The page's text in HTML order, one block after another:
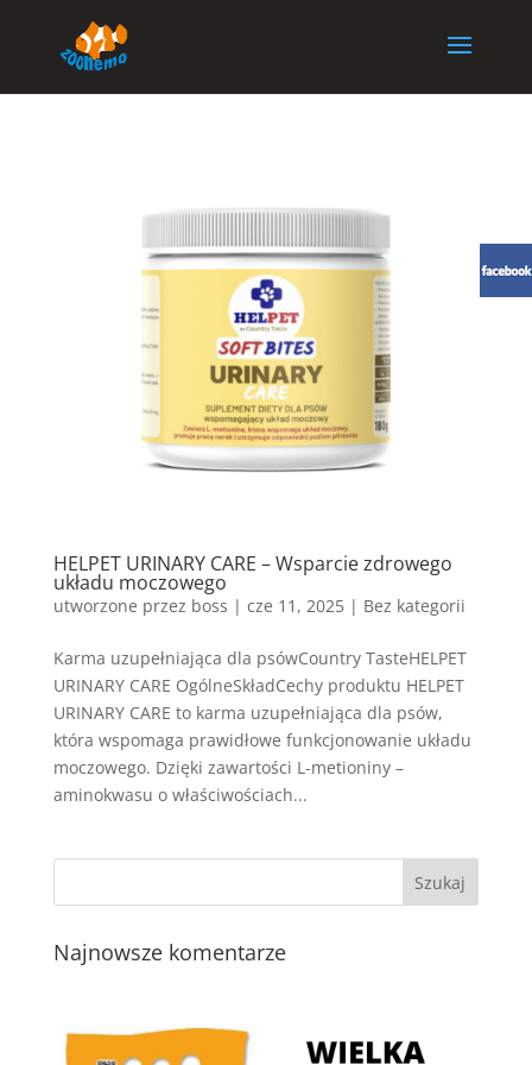
HELPET URINARY CARE – Wsparcie zdrowego
układu moczowego
utworzone przez boss | cze 11, 2025| Bez kategorii
Karma uzupełniająca dla psówCountry TasteHELPET
URINARY CARE OgólneSkładCechy produktu HELPET
URINARY CARE to karma uzupełniająca dla psów,
która wspomaga prawidłowe funkcjonowanie układu
moczowego. Dzięki zawartości L-metioniny –
aminokwasu o właściwościach...
Najnowsze komentarze